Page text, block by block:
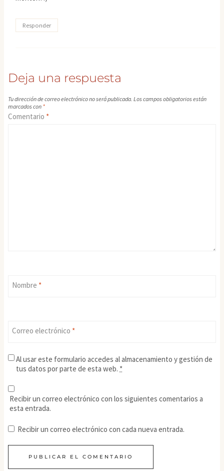
Responder
Deja una respuesta
Tu dirección de correo electrónico no será publicada. Los campos obligatorios están
marcados con *
Comentario *
Nombre *
Correo electrónico *
Al usar este formulario accedes al almacenamiento y gestión de
tus datos por parte de esta web. *
Recibir un correo electrónico con los siguientes comentarios a
esta entrada.
Recibir un correo electrónico con cada nueva entrada.